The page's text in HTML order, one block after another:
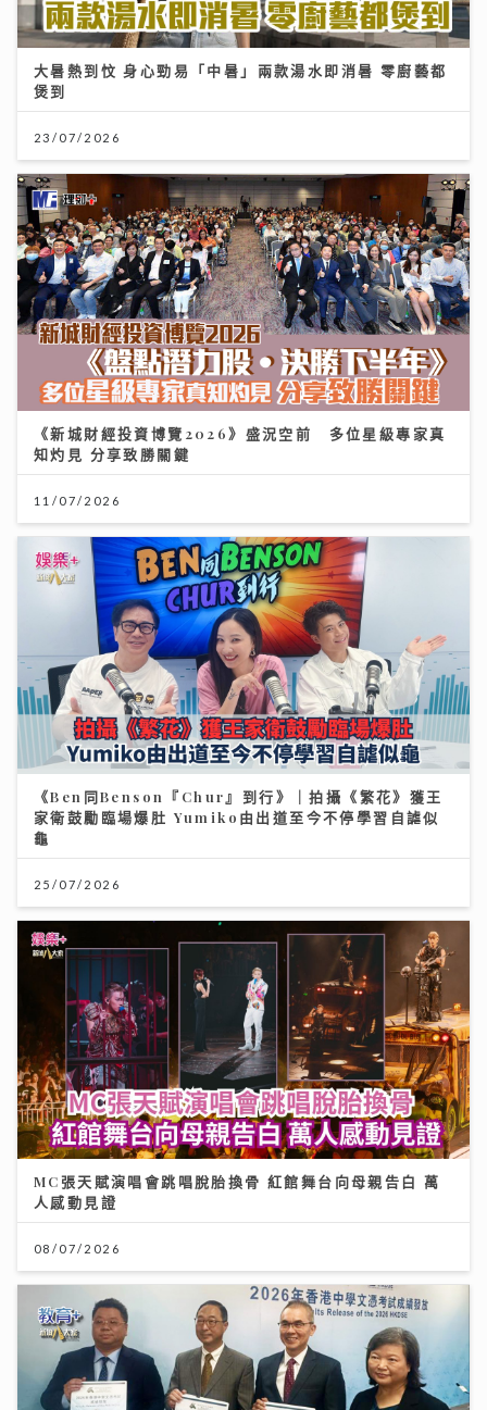
大暑熱到忟 身心勁易「中暑」兩款湯水即消暑 零廚藝都
煲到
23/07/2026
《新城財經投資博覽2026》盛況空前 多位星級專家真
知灼見 分享致勝關鍵
11/07/2026
《Ben同Benson『Chur』到行》｜拍攝《繁花》獲王
家衛鼓勵臨場爆肚 Yumiko由出道至今不停學習自謔似
龜
25/07/2026
MC張天賦演唱會跳唱脫胎換骨 紅館舞台向母親告白 萬
人感動見證
08/07/2026